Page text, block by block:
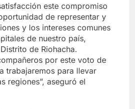
este compromiso
de representar y
y los intereses comunes
de nuestro país,
de Riohacha.
por este voto de
trabajaremos para llevar
regiones”, aseguró el